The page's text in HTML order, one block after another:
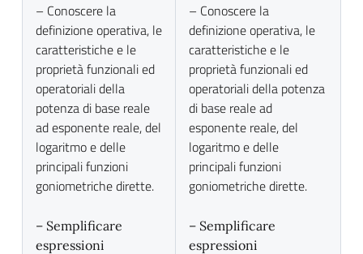
– Conoscere la
definizione operativa, le
caratteristiche e le
proprietà funzionali ed
operatoriali della
potenza di base reale
ad esponente reale, del
logaritmo e delle
principali funzioni
goniometriche dirette.
– Semplificare
espressioni
– Conoscere la
definizione operativa, le
caratteristiche e le
proprietà funzionali ed
operatoriali della potenza
di base reale ad
esponente reale, del
logaritmo e delle
principali funzioni
goniometriche dirette.
– Semplificare
espressioni